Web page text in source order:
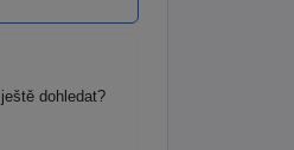
dohledat?